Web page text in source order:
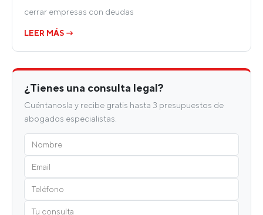
cerrar empresas con deudas
LEER MÁS →
¿Tienes una consulta legal?
Cuéntanosla y recibe gratis hasta 3 presupuestos de
abogados especialistas.